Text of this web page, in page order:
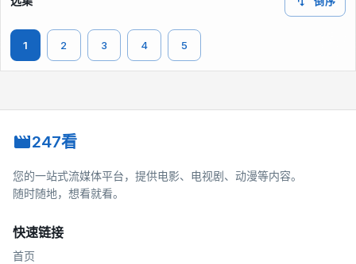
1 2 3 4 5
247看
您的一站式流媒体平台，提供电影、电视剧、动漫等内容。
随时随地，想看就看。
快速链接
首页